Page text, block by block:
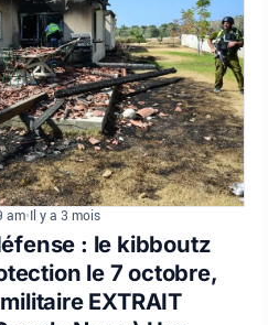
am•Il y a 3 mois
: le kibboutz
le 7 octobre,
EXTRAIT